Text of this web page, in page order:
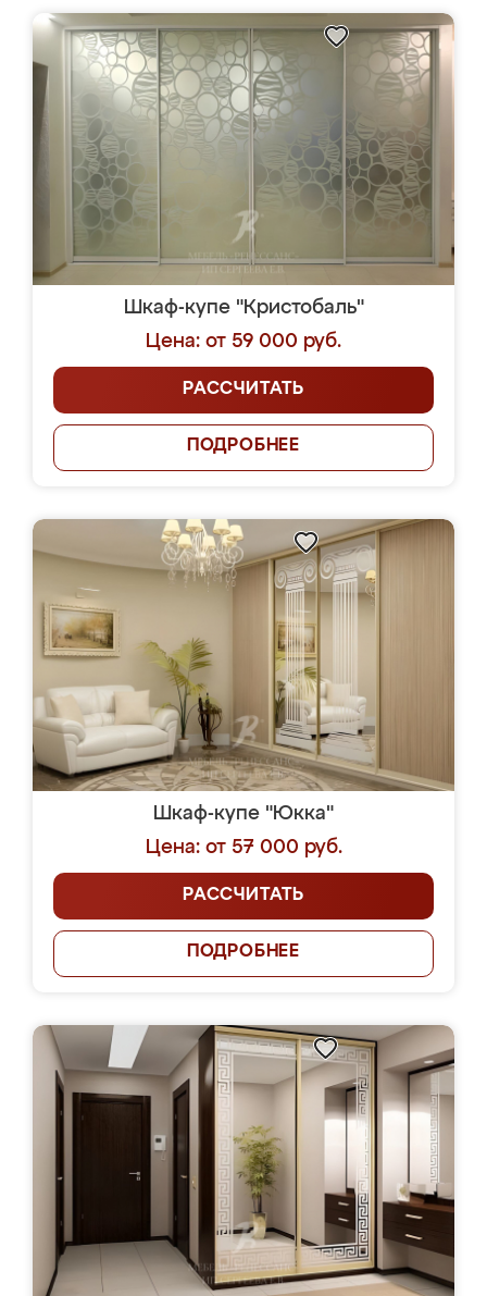
Шкаф-купе "Кристобаль"
Цена: от 59 000 руб.
РАССЧИТАТЬ
ПОДРОБНЕЕ
Шкаф-купе "Юкка"
Цена: от 57 000 руб.
РАССЧИТАТЬ
ПОДРОБНЕЕ